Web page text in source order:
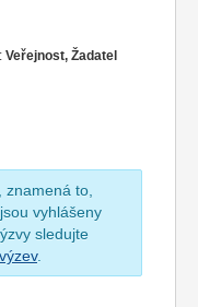
Veřejnost, Žadatel
to,
vyhlášeny
sledujte
.